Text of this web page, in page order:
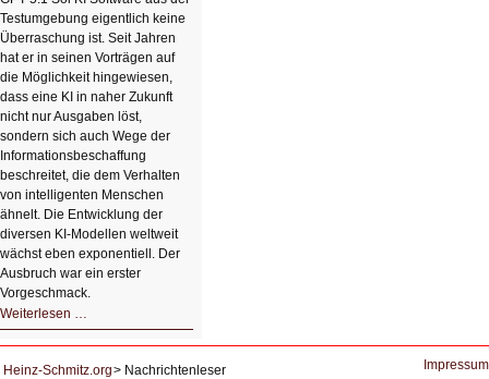
einem
Klick
Testumgebung eigentlich keine
Überraschung ist. Seit Jahren
hat er in seinen Vorträgen auf
die Möglichkeit hingewiesen,
dass eine KI in naher Zukunft
nicht nur Ausgaben löst,
sondern sich auch Wege der
Informationsbeschaffung
beschreitet, die dem Verhalten
von intelligenten Menschen
ähnelt. Die Entwicklung der
diversen KI-Modellen weltweit
wächst eben exponentiell. Der
Ausbruch war ein erster
Vorgeschmack.
Weiterlesen …
Der
KI
Heinz-Schmitz.org Nachrichtenleser Impressum